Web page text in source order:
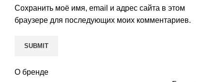
Сохранить моё имя, email и адрес сайта в этом
браузере для последующих моих комментариев.
О бренде